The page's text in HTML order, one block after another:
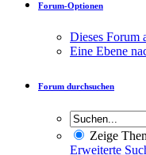
Forum-Optionen
Dieses Forum
Eine Ebene
Forum durchsuchen
Zeige
Erweiterte